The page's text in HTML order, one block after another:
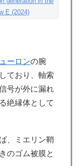
E (2024)
ーロンの腕
ており、軸索
号が外に漏れ
絶縁体として
、ミエリン鞘
のゴム被膜と